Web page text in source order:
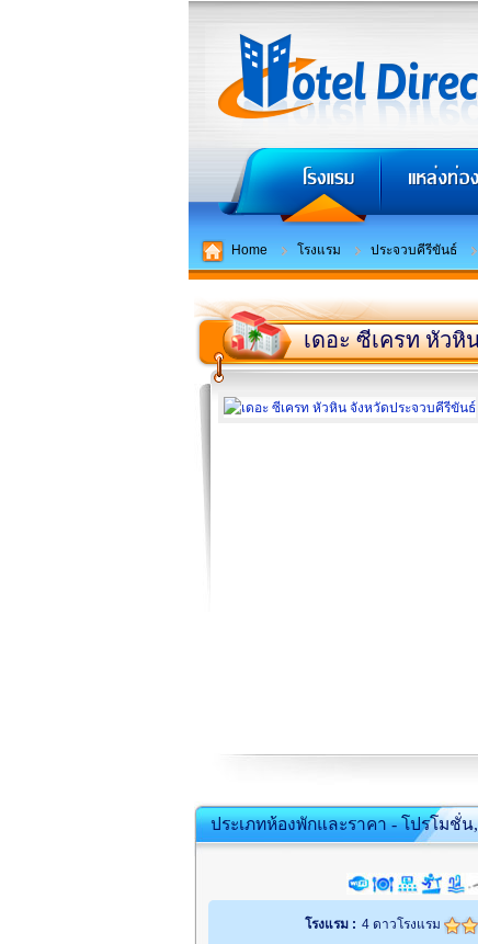
Home โรงแรม ประจวบคีรีขันธ์
เดอะ ซีเครท หัวหิ
ประเภทห้องพักและราคา - โปรโมชั่
โรงแรม : 4 ดาวโรงแรม